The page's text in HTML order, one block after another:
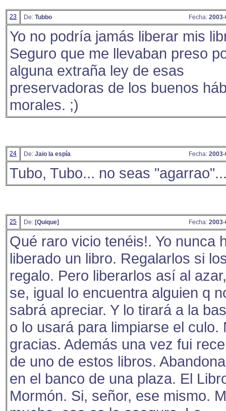
23 De: Tubbo Fecha:
Yo no podría jamás liberar mis
Seguro que me llevaban preso
alguna extraña ley de esas
preservadoras de los buenos
morales. ;)
24 De: Jaio la espía Fecha:
Tubo, Tubo... no seas
25 De: [Quique] Fecha:
Qué raro vicio tenéis!. Yo nunca
liberado un libro. Regalarlos si
regalo. Pero liberarlos así al
se, igual lo encuentra alguien q
sabrá apreciar. Y lo tirará a la
o lo usará para limpiarse el culo.
gracias. Además una vez fui
de uno de estos libros.
en el banco de una plaza. El
Mormón. Si, señor, ese mismo.